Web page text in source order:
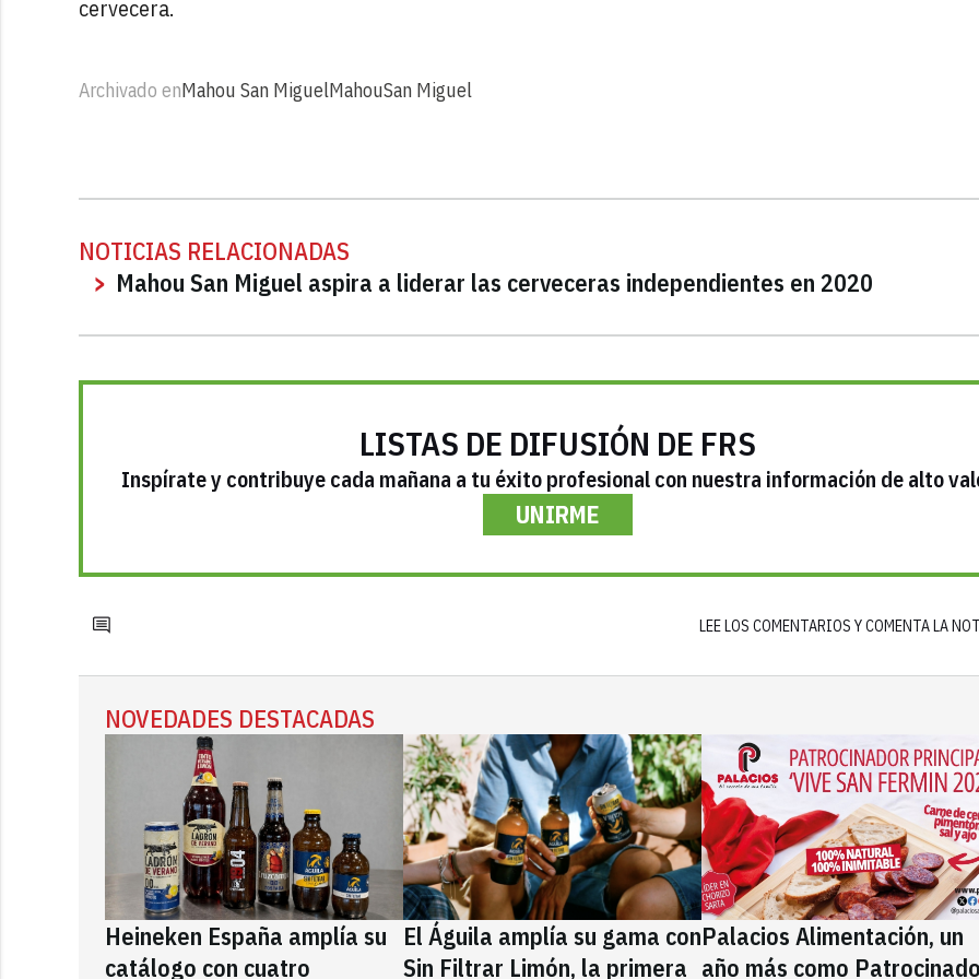
cervecera.
Archivado enMahou San MiguelMahouSan Miguel
NOTICIAS RELACIONADAS
Mahou San Miguel aspira a liderar las cerveceras independientes en 2020
LISTAS DE DIFUSIÓN DE FRS
Inspírate y contribuye cada mañana a tu éxito profesional con nuestra información de alto
UNIRME
LEE LOS COMENTARIOS Y COMENTA LA
NOVEDADES DESTACADAS
Heineken España amplía su
catálogo con cuatro
El Águila amplía su gama con
Sin Filtrar Limón, la primera
Palacios Alimentación, un
año más como